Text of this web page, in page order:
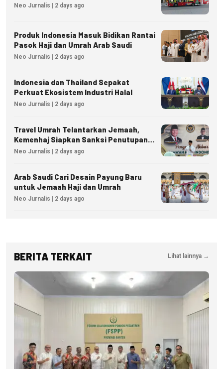
Neo Jurnalis | 2 days ago
Produk Indonesia Masuk Bidikan Rantai
Pasok Haji dan Umrah Arab Saudi
Neo Jurnalis | 2 days ago
Indonesia dan Thailand Sepakat
Perkuat Ekosistem Industri Halal
Neo Jurnalis | 2 days ago
Travel Umrah Telantarkan Jemaah,
Kemenhaj Siapkan Sanksi Penutupan
Izin hingga Pidana
Neo Jurnalis | 2 days ago
Arab Saudi Cari Desain Payung Baru
untuk Jemaah Haji dan Umrah
Neo Jurnalis | 2 days ago
BERITA TERKAIT Lihat lainnya →